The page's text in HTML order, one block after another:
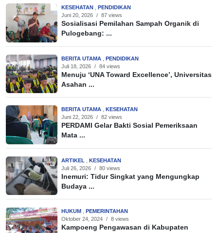
KESEHATAN
PENDIDIKAN
Juni 20, 2026 / 87 views
Sosialisasi Pemilahan Sampah Organik di
Pulogebang: ...
BERITA UTAMA
PENDIDIKAN
Juli 18, 2026 / 84 views
Menuju ‘UNA Toward Excellence’, Universitas
Asahan ...
BERITA UTAMA
KESEHATAN
Juni 22, 2026 / 82 views
PERDAMI Gelar Bakti Sosial Pemeriksaan
Mata ...
ARTIKEL
KESEHATAN
Juli 26, 2026 / 80 views
Inemuri: Tidur Singkat yang Mengungkap
Budaya ...
HUKUM
PEMERINTAHAN
Oktober 24, 2024 / 8 views
Kampoeng Pengawasan di Kabupaten